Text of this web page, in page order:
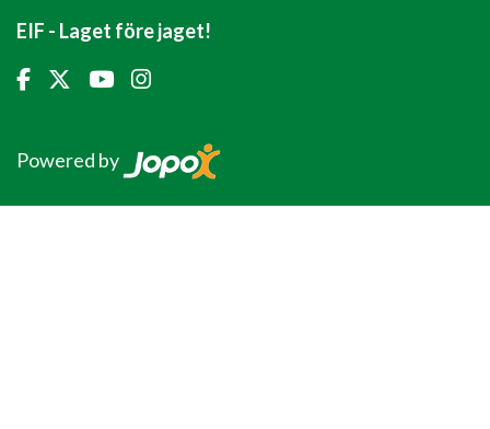
EIF - Laget före jaget!
Powered by